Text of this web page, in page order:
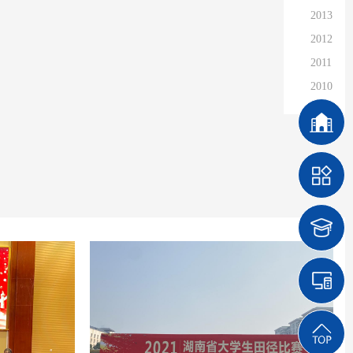
2013
2012
2011
2010
2009
2008
2007
2006
2005
2004